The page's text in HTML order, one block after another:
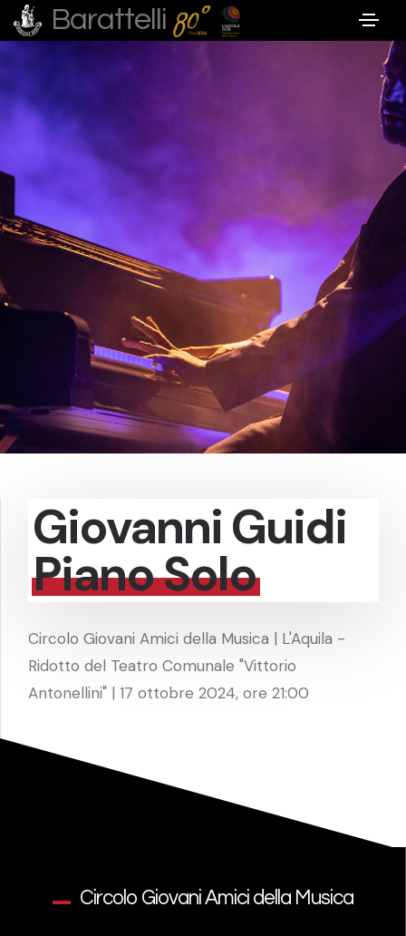
Barattelli
Giovanni Guidi
Piano Solo
Circolo Giovani Amici della Musica | L'Aquila -
Ridotto del Teatro Comunale "Vittorio
Antonellini" | 17 ottobre 2024, ore 21:00
Circolo Giovani Amici della Musica